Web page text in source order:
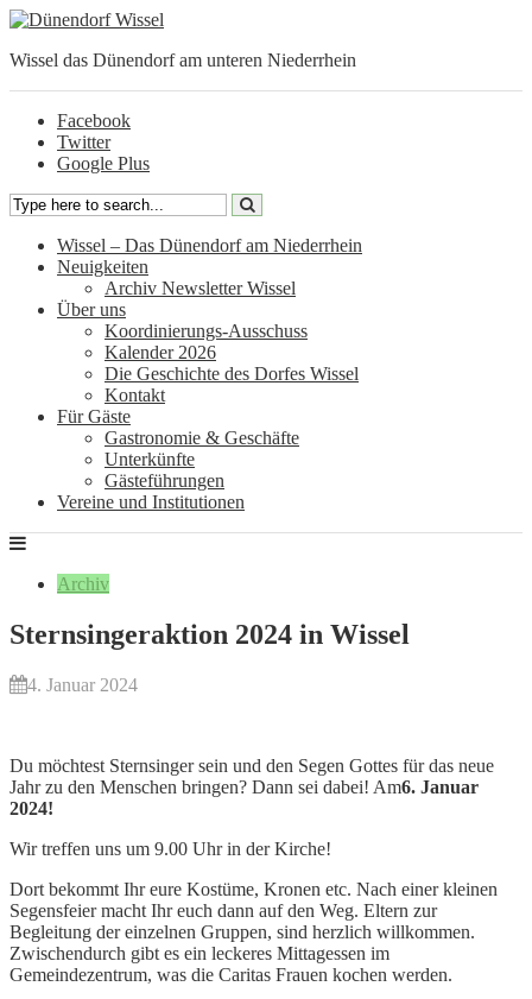
Wissel das Dünendorf am unteren Niederrhein
Facebook
Twitter
Google Plus
Wissel – Das Dünendorf am Niederrhein
Neuigkeiten
Archiv Newsletter Wissel
Über uns
Koordinierungs-Ausschuss
Kalender 2026
Die Geschichte des Dorfes Wissel
Kontakt
Für Gäste
Gastronomie & Geschäfte
Unterkünfte
Gästeführungen
Vereine und Institutionen
Archiv
Sternsingeraktion 2024 in Wissel
4. Januar 2024
Du möchtest Sternsinger sein und den Segen Gottes für das neue
Jahr zu den Menschen bringen? Dann sei dabei! Am6. Januar
2024!
Wir treffen uns um 9.00 Uhr in der Kirche!
Dort bekommt Ihr eure Kostüme, Kronen etc. Nach einer kleinen
Segensfeier macht Ihr euch dann auf den Weg. Eltern zur
Begleitung der einzelnen Gruppen, sind herzlich willkommen.
Zwischendurch gibt es ein leckeres Mittagessen im
Gemeindezentrum, was die Caritas Frauen kochen werden.